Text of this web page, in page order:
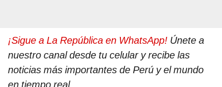
¡Sigue a La República en WhatsApp! Únete a
nuestro canal desde tu celular y recibe las
noticias más importantes de Perú y el mundo
en tiempo real.